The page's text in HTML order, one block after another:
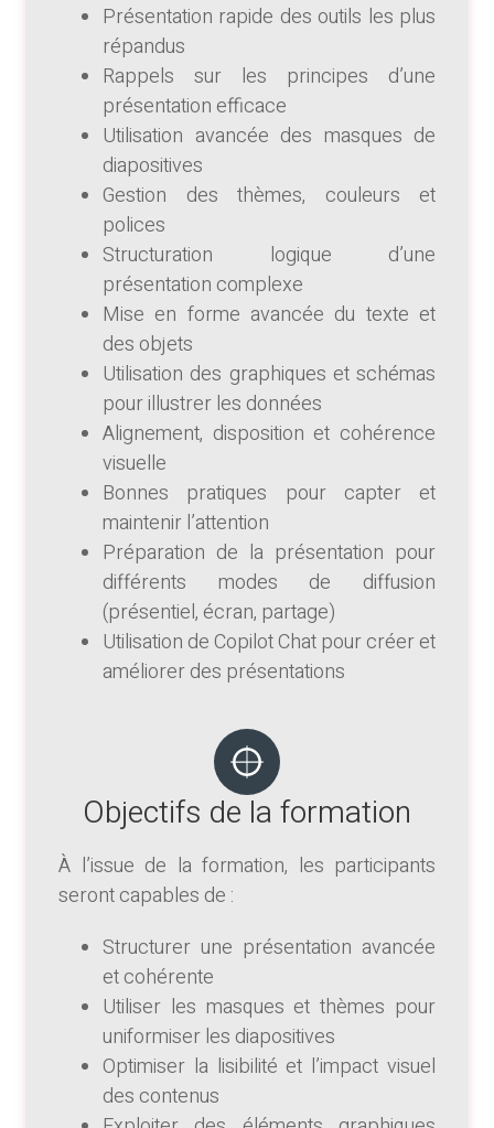
Présentation rapide des outils les plus
répandus
Rappels sur les principes d’une
présentation efficace
Utilisation avancée des masques de
diapositives
Gestion des thèmes, couleurs et
polices
Structuration logique d’une
présentation complexe
Mise en forme avancée du texte et
des objets
Utilisation des graphiques et schémas
pour illustrer les données
Alignement, disposition et cohérence
visuelle
Bonnes pratiques pour capter et
maintenir l’attention
Préparation de la présentation pour
différents modes de diffusion
(présentiel, écran, partage)
Utilisation de Copilot Chat pour créer et
améliorer des présentations
Objectifs de la formation
À l’issue de la formation, les participants
seront capables de :
Structurer une présentation avancée
et cohérente
Utiliser les masques et thèmes pour
uniformiser les diapositives
Optimiser la lisibilité et l’impact visuel
des contenus